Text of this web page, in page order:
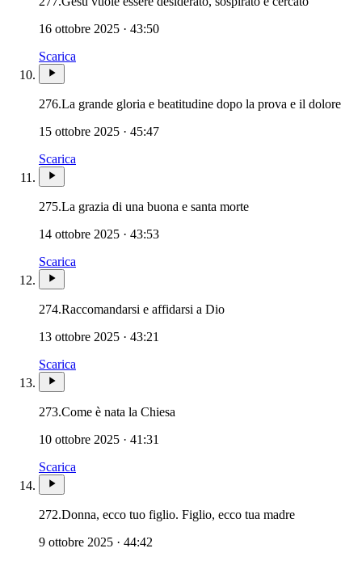
16 ottobre 2025 · 43:50
Scarica
276.La grande gloria e beatitudine dopo la prova e il dolore
15 ottobre 2025 · 45:47
Scarica
275.La grazia di una buona e santa morteNovissimi · Giudizio
14 ottobre 2025 · 43:53
Scarica
274.Raccomandarsi e affidarsi a Dio
13 ottobre 2025 · 43:21
Scarica
273.Come è nata la Chiesa
10 ottobre 2025 · 41:31
Scarica
272.Donna, ecco tuo figlio. Figlio, ecco tua madre
9 ottobre 2025 · 44:42